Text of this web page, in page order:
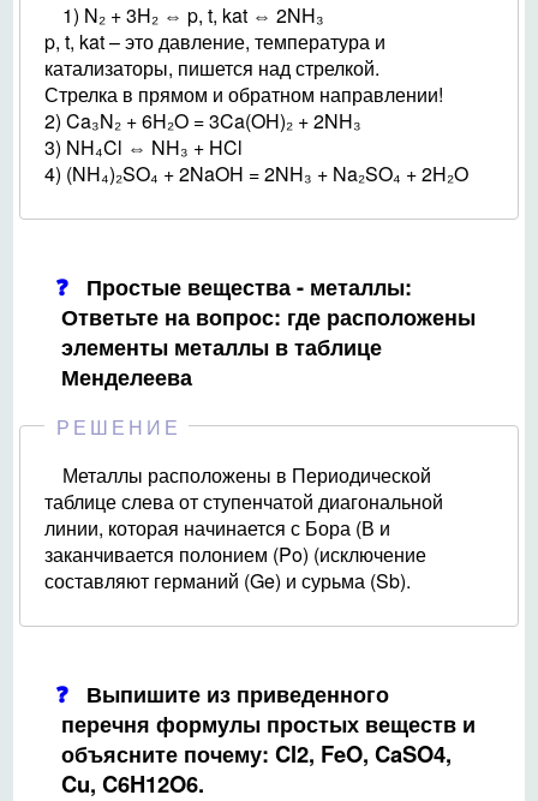
1) N₂ + 3H₂ ⇔ p, t, kat ⇔ 2NH₃
p, t, kat – это давление, температура и
катализаторы, пишется над стрелкой.
Стрелка в прямом и обратном направлении!
2) Ca₃N₂ + 6H₂O = 3Ca(OH)₂ + 2NH₃
3) NH₄Cl ⇔ NH₃ + HCl
4) (NH₄)₂SO₄ + 2NaOH = 2NH₃ + Na₂SO₄ + 2H₂O
Простые вещества - металлы:
Ответьте на вопрос: где расположены
элементы металлы в таблице
Менделеева
РЕШЕНИЕ
Металлы расположены в Периодической
таблице слева от ступенчатой диагональной
линии, которая начинается с Бора (В и
заканчивается полонием (Po) (исключение
составляют германий (Ge) и сурьма (Sb).
Выпишите из приведенного
перечня формулы простых веществ и
объясните почему: Cl2, FeO, CaSO4,
Cu, C6H12O6.